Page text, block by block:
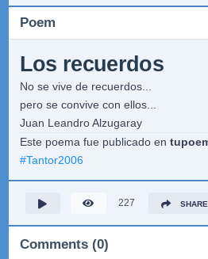
Poem
Los recuerdos
No se vive de recuerdos...
pero se convive con ellos...
Juan Leandro Alzugaray
Este poema fue publicado en
#Tantor2006
227 SHARE
Comments (0)